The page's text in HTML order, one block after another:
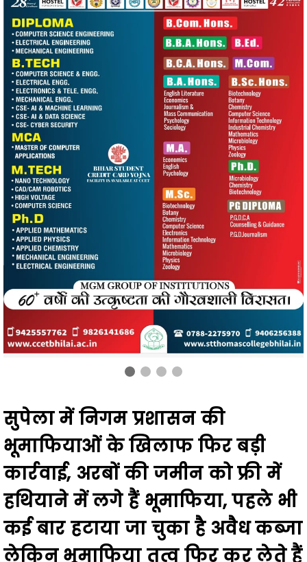
सुपेला में निगम प्रशासन की
भूमाफियाओं के खिलाफ फिर बड़ी
कार्रवाई, अरबों की जमीन को फ्री में
हथियाने में लगे हैं भूमाफिया, पहले भी
कई बार हटाया जा चुका है अवैध कब्जा
लेकिन भूमाफिया तत्व फिर कर लेते हैं
कब जा